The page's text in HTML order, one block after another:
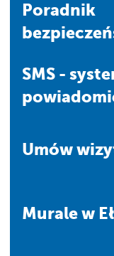
Poradnik
SMS - system
Umów
Murale w